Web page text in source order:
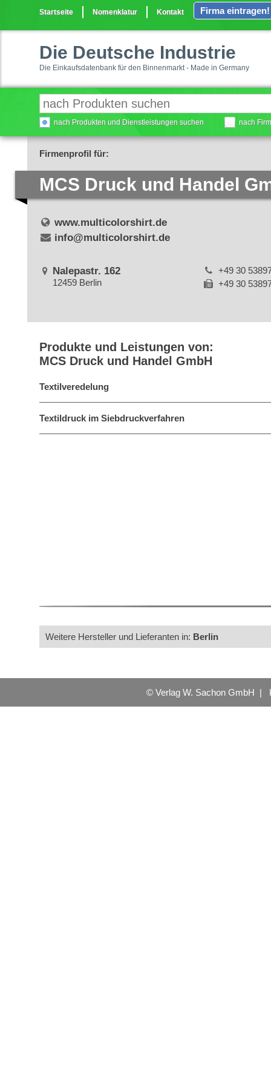
Startseite Nomenklatur Kontakt Firma eintragen!
Die Deutsche Industrie
Die Einkaufsdatenbank für den Binnenmarkt - Made in Germany
nach Produkten und Dienstleistungen suchen nach
Firmenprofil für:
MCS Druck und Handel
www.multicolorshirt.de
info@multicolorshirt.de
Nalepastr. 162
12459 Berlin
+49 30
+49 30
Produkte und Leistungen von:
MCS Druck und Handel GmbH
Textilveredelung
Textildruck im Siebdruckverfahren
Weitere Hersteller und Lieferanten in: Berlin
© Verlag W. Sachon GmbH |